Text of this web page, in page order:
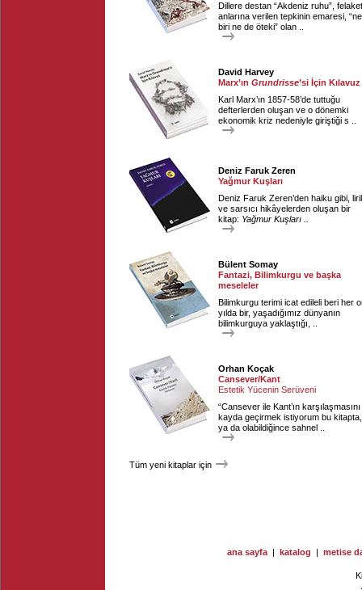
Dillere destan “Akdeniz ruhu”, felaket
anlarına verilen tepkinin emaresi, “ne
biri ne de öteki” olan ..
David Harvey
Marx’ın Grundrisse’si İçin Kılavuz
Karl Marx’ın 1857-58’de tuttuğu
defterlerden oluşan ve o dönemki
ekonomik kriz nedeniyle giriştiği s ..
Deniz Faruk Zeren
Yağmur Kuşları
Deniz Faruk Zeren’den haiku gibi,
ve sarsıcı hikâyelerden oluşan bir
kitap: Yağmur Kuşları ..
Bülent Somay
Fantazi, Bilimkurgu ve başka
meseleler
Bilimkurgu terimi icat edileli beri her
yılda bir, yaşadığımız dünyanın
bilimkurguya yaklaştığı, ..
Orhan Koçak
Cansever/Kant
Estetik Yücenin Serüveni
“Cansever ile Kant’ın karşılaşmasını
kayda geçirmek istiyorum bu kitapta,
ya da olabildiğince sahnel ..
Tüm yeni kitaplar için
ana sayfa | katalog | metise